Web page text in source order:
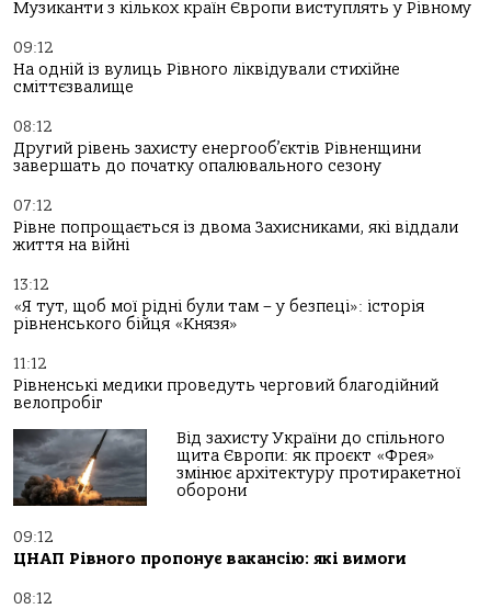
Музиканти з кількох країн Європи виступлять у Рівному
09:12
На одній із вулиць Рівного ліквідували стихійне
сміттєзвалище
08:12
Другий рівень захисту енергооб’єктів Рівненщини
завершать до початку опалювального сезону
07:12
Рівне попрощається із двома Захисниками, які віддали
життя на війні
13:12
«Я тут, щоб мої рідні були там – у безпеці»: історія
рівненського бійця «Князя»
11:12
Рівненські медики проведуть черговий благодійний
велопробіг
Від захисту України до спільного
щита Європи: як проєкт «Фрея»
змінює архітектуру протиракетної
оборони
09:12
ЦНАП Рівного пропонує вакансію: які вимоги
08:12